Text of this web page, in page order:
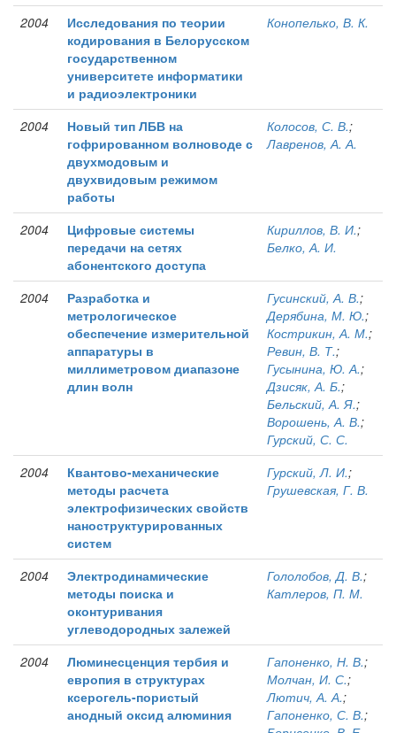
2004
Исследования по теории
кодирования в Белорусском
государственном
университете информатики
и радиоэлектроники
Конопелько, В. К.
2004
Новый тип ЛБВ на
гофрированном волноводе с
двухмодовым и
двухвидовым режимом
работы
Колосов, С. В.;
Лавренов, А. А.
2004
Цифровые системы
передачи на сетях
абонентского доступа
Кириллов, В. И.;
Белко, А. И.
2004
Разработка и
метрологическое
обеспечение измерительной
аппаратуры в
миллиметровом диапазоне
длин волн
Гусинский, А. В.;
Дерябина, М. Ю.;
Кострикин, А. М.;
Ревин, В. Т.;
Гусынина, Ю. А.;
Дзисяк, А. Б.;
Бельский, А. Я.;
Ворошень, А. В.;
Гурский, С. С.
2004
Квантово-механические
методы расчета
электрофизических свойств
наноструктурированных
систем
Гурский, Л. И.;
Грушевская, Г. В.
2004
Электродинамические
методы поиска и
оконтуривания
углеводородных залежей
Гололобов, Д. В.;
Катлеров, П. М.
2004
Люминесценция тербия и
европия в структурах
ксерогель-пористый
анодный оксид алюминия
Гапоненко, Н. В.;
Молчан, И. С.;
Лютич, А. А.;
Гапоненко, С. В.;